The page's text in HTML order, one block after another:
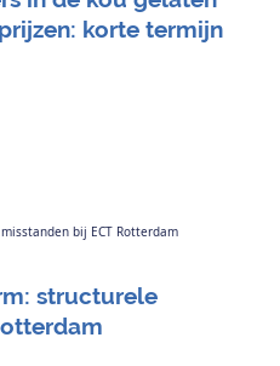
korte termijn
structurele